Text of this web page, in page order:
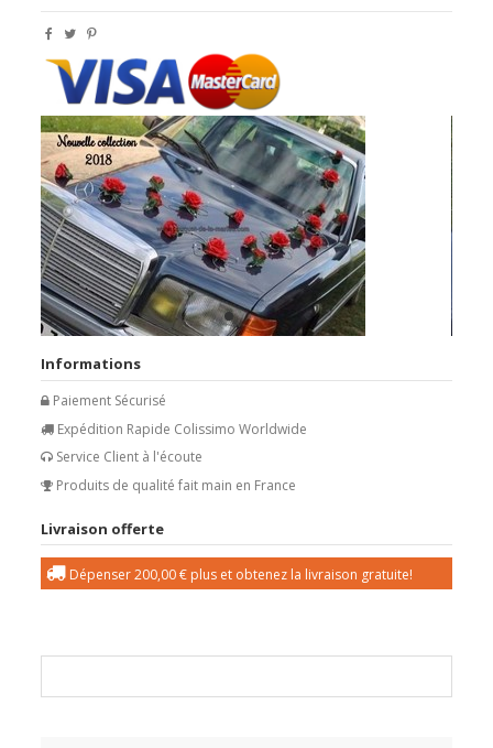
Informations
Paiement Sécurisé
Expédition Rapide Colissimo Worldwide
Service Client à l'écoute
Produits de qualité fait main en France
Livraison offerte
Dépenser200,00 € plus et obtenez la livraison gratuite!